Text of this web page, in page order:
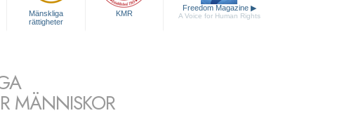
Mänskliga
rättigheter
KMR
Freedom Magazine ▶
A Voice for Human Rights
MÄNNISKOR